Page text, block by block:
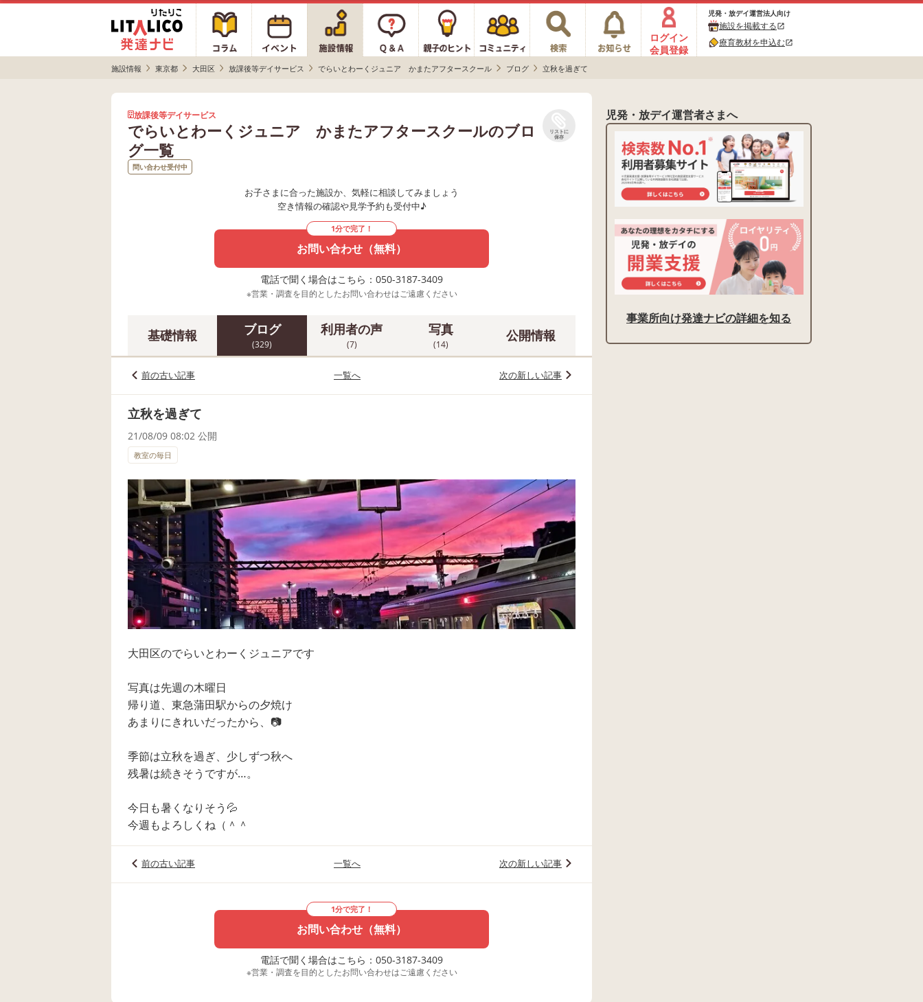
ログイン
会員登録
児発・放デイ運営法人向け
施設を掲載するopen_in_new
療育教材を申込むopen_in_new
施設情報 東京都 大田区 放課後等デイサービス でらいとわーくジュニア かまたアフタースクール ブログ 立秋を過ぎて
放課後等デイサービス
でらいとわーくジュニア かまたアフタースクールのブロ
グ一覧
リストに
保存
問い合わせ受付中
お子さまに合った施設か、気軽に相談してみましょう
空き情報の確認や見学予約も受付中♪
1分で完了！
お問い合わせ（無料）
電話で聞く場合はこちら：050-3187-3409
※営業・調査を目的としたお問い合わせはご遠慮ください
基礎情報 ブログ
(329)
利用者の声
(7)
写真
(14)
公開情報
前の古い記事 一覧へ 次の新しい記事
立秋を過ぎて
21/08/09 08:02 公開
教室の毎日
大田区のでらいとわーくジュニアです
写真は先週の木曜日
帰り道、東急蒲田駅からの夕焼け
あまりにきれいだったから、📷
季節は立秋を過ぎ、少しずつ秋へ
残暑は続きそうですが…。
今日も暑くなりそう💦
今週もよろしくね（＾＾
前の古い記事 一覧へ 次の新しい記事
1分で完了！
お問い合わせ（無料）
電話で聞く場合はこちら：050-3187-3409
※営業・調査を目的としたお問い合わせはご遠慮ください
児発・放デイ運営者さまへ
事業所向け発達ナビの詳細を知る